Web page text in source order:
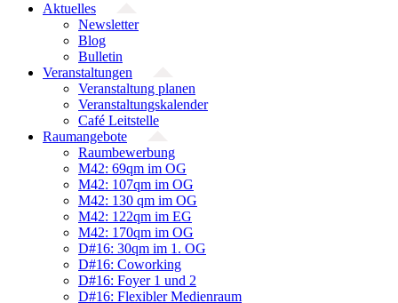
Aktuelles
Newsletter
Blog
Bulletin
Veranstaltungen
Veranstaltung planen
Veranstaltungskalender
Café Leitstelle
Raumangebote
Raumbewerbung
M42: 69qm im OG
M42: 107qm im OG
M42: 130 qm im OG
M42: 122qm im EG
M42: 170qm im OG
D#16: 30qm im 1. OG
D#16: Coworking
D#16: Foyer 1 und 2
D#16: Flexibler Medienraum